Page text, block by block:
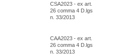
CSA2023 - ex art.
26 comma 4 D.lgs
n. 33/2013
CAA2023 - ex art.
26 comma 4 D.lgs
n. 33/2013